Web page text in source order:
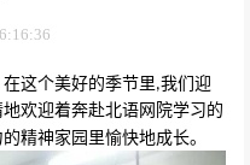
这个美好的季节里,我们迎
欢迎着奔赴北语网院学习的
精神家园里愉快地成长。